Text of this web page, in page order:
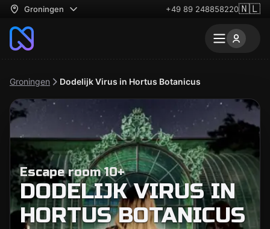
Groningen +49 89 248858220🇳🇱
Groningen Dodelijk Virus in Hortus Botanicus
Escape room 10+
DODELIJK VIRUS IN
HORTUS BOTANICUS